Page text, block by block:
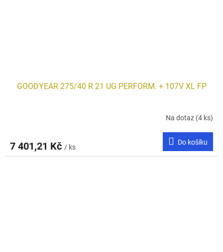
GOODYEAR 275/40 R 21 UG PERFORM. + 107V XL FP
Na dotaz (4 ks)
7 401,21 Kč / ks
Do košíku